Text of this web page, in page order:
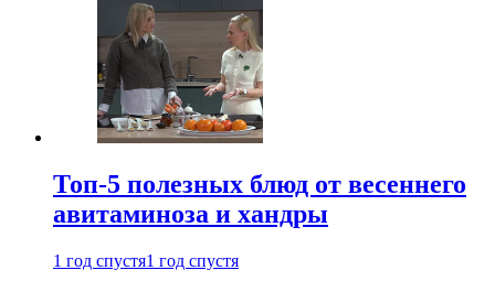
Топ-5 полезных блюд от весеннего
авитаминоза и хандры
1 год спустя1 год спустя